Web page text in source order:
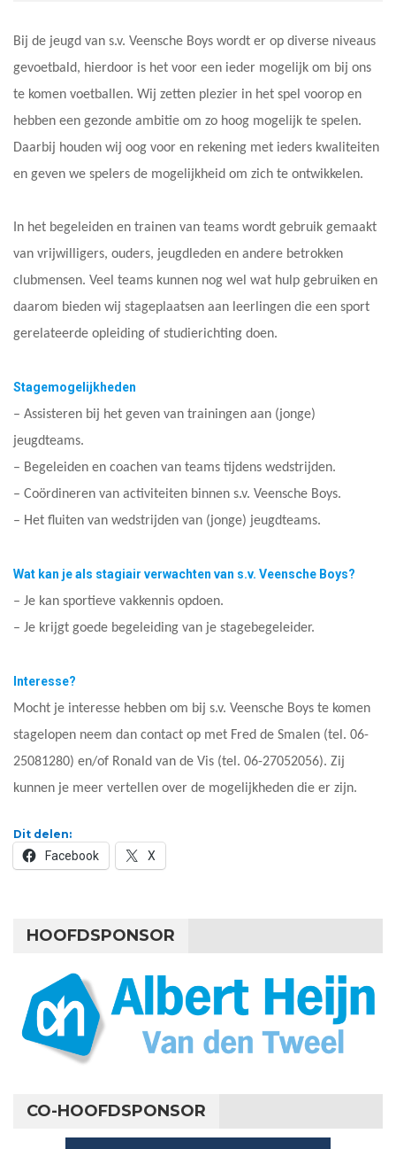
Bij de jeugd van s.v. Veensche Boys wordt er op diverse niveaus
gevoetbald, hierdoor is het voor een ieder mogelijk om bij ons
te komen voetballen. Wij zetten plezier in het spel voorop en
hebben een gezonde ambitie om zo hoog mogelijk te spelen.
Daarbij houden wij oog voor en rekening met ieders kwaliteiten
en geven we spelers de mogelijkheid om zich te ontwikkelen.
In het begeleiden en trainen van teams wordt gebruik gemaakt
van vrijwilligers, ouders, jeugdleden en andere betrokken
clubmensen. Veel teams kunnen nog wel wat hulp gebruiken en
daarom bieden wij stageplaatsen aan leerlingen die een sport
gerelateerde opleiding of studierichting doen.
Stagemogelijkheden
– Assisteren bij het geven van trainingen aan (jonge)
jeugdteams.
– Begeleiden en coachen van teams tijdens wedstrijden.
– Coördineren van activiteiten binnen s.v. Veensche Boys.
– Het fluiten van wedstrijden van (jonge) jeugdteams.
Wat kan je als stagiair verwachten van s.v. Veensche Boys?
– Je kan sportieve vakkennis opdoen.
– Je krijgt goede begeleiding van je stagebegeleider.
Interesse?
Mocht je interesse hebben om bij s.v. Veensche Boys te komen
stagelopen neem dan contact op met Fred de Smalen (tel. 06-
25081280) en/of Ronald van de Vis (tel. 06-27052056). Zij
kunnen je meer vertellen over de mogelijkheden die er zijn.
Dit delen:
Facebook X
HOOFDSPONSOR
CO-HOOFDSPONSOR